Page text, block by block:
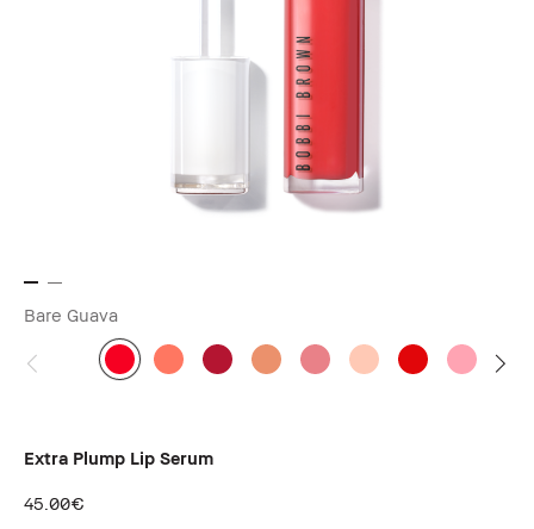
Bare Guava
Extra Plump Lip Serum
45.00€